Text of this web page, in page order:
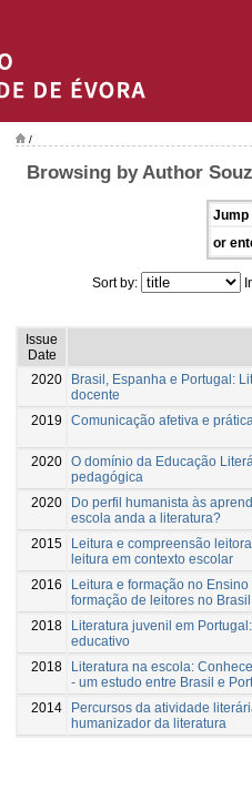
/
Browsing by Author
Jump
or
Sort by:
Issue
Date
2020
Brasil, Espanha e Portugal:
docente
2019
Comunicação afetiva e
2020 O domínio da Educação
pedagógica
2020
Do perfil humanista às
escola anda a literatura?
2015
Leitura e compreensão
leitura em contexto escolar
2016
Leitura e formação no
formação de leitores no
2018
Literatura juvenil em
educativo
2018
Literatura na escola:
- um estudo entre Brasil e
2014
Percursos da atividade
humanizador da literatura